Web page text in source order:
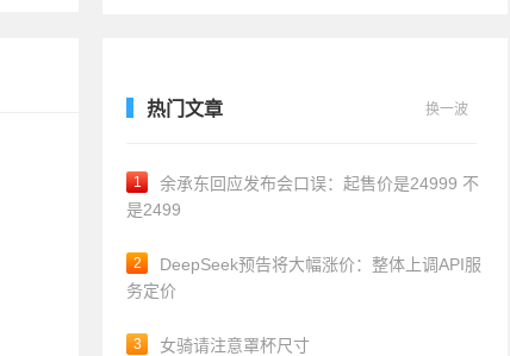
热门文章 换一波
1
余承东回应发布会口误：起售价是24999 不
是2499
2
DeepSeek预告将大幅涨价：整体上调API服
务定价
3 女骑请注意罩杯尺寸